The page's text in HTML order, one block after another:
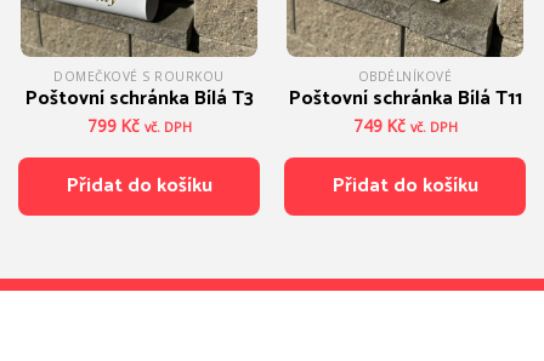
DOMEČKOVÉ S ROURKOU
Poštovní schránka Bílá T3
799 Kč vč. DPH
Přidat do košíku
OBDÉLNÍKOVÉ
Poštovní schránka Bílá T11
749 Kč vč. DPH
Přidat do košíku